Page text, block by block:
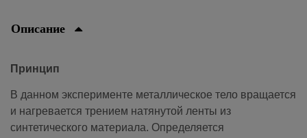
Описание
Принцип
В данном эксперименте металлическое тело вращается
и нагревается трением натянутой ленты из
синтетического материала. Определяется